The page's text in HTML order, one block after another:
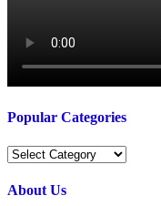
Popular Categories
Popular
About Us